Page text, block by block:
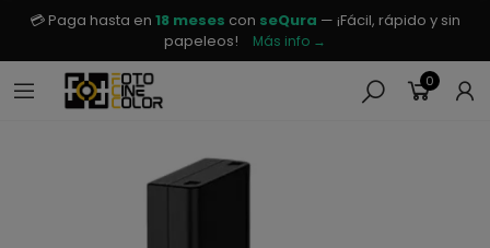
💳 Paga hasta en 18 meses con seQura — ¡Fácil, rápido y sin
papeleos!
Más info →
0